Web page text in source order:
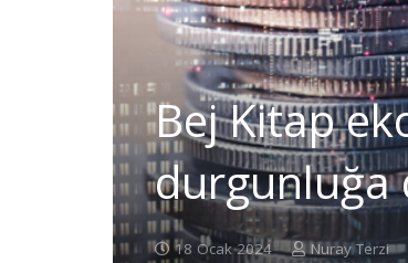
Bej Kitap
durgunluğa
18 Ocak 2024 Nuray Terzi